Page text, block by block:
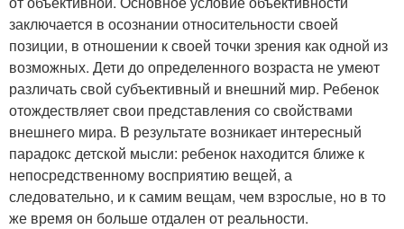
заключается в осознании относительности своей
позиции, в отношении к своей точки зрения как одной из
возможных. Дети до определенного возраста не умеют
различать свой субъективный и внешний мир. Ребенок
отождествляет свои представления со свойствами
внешнего мира. В результате возникает интересный
парадокс детской мысли: ребенок находится ближе к
непосредственному восприятию вещей, а
следовательно, и к самим вещам, чем взрослые, но в то
же время он больше отдален от реальности.